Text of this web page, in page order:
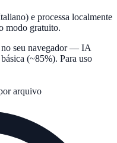
e processa localmente
modo gratuito.
no seu navegador — IA
(~85%). Para uso
arquivo